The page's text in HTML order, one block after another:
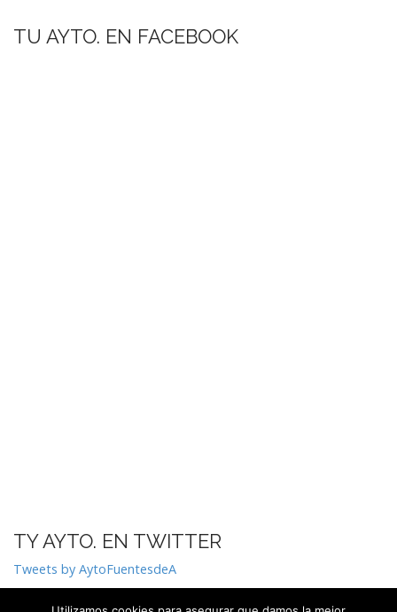
TU AYTO. EN FACEBOOK
TY AYTO. EN TWITTER
Tweets by AytoFuentesdeA